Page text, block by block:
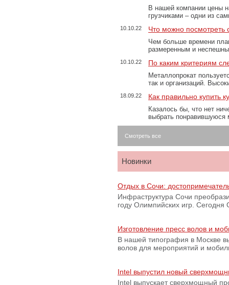
В нашей компании цены
грузчиками – одни из
10.10.22 Что можно посмотреть
Чем больше времени
размеренным и
10.10.22 По каким критериям
Металлопрокат
так и организаций.
18.09.22 Как правильно купить
Казалось бы, что нет
выбрать
Смотреть все
Новинки
Отдых в Сочи:
Инфраструктура Сочи
году Олимпийских игр.
Изготовление пресс волов и
В нашей типография в Москве
волов для мероприятий и
Intel выпустил новый
Intel выпускает сверхмощный